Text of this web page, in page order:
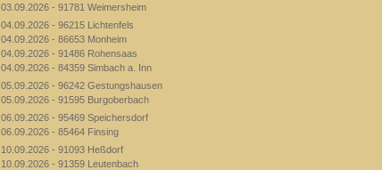
03.09.2026 - 91781 Weimersheim
04.09.2026 - 96215 Lichtenfels
04.09.2026 - 86653 Monheim
04.09.2026 - 91486 Rohensaas
04.09.2026 - 84359 Simbach a. Inn
05.09.2026 - 96242 Gestungshausen
05.09.2026 - 91595 Burgoberbach
06.09.2026 - 95469 Speichersdorf
06.09.2026 - 85464 Finsing
10.09.2026 - 91093 Heßdorf
10.09.2026 - 91359 Leutenbach